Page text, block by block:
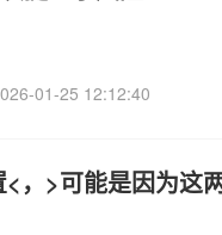
01-25 12:12:40
，>可能是因为这